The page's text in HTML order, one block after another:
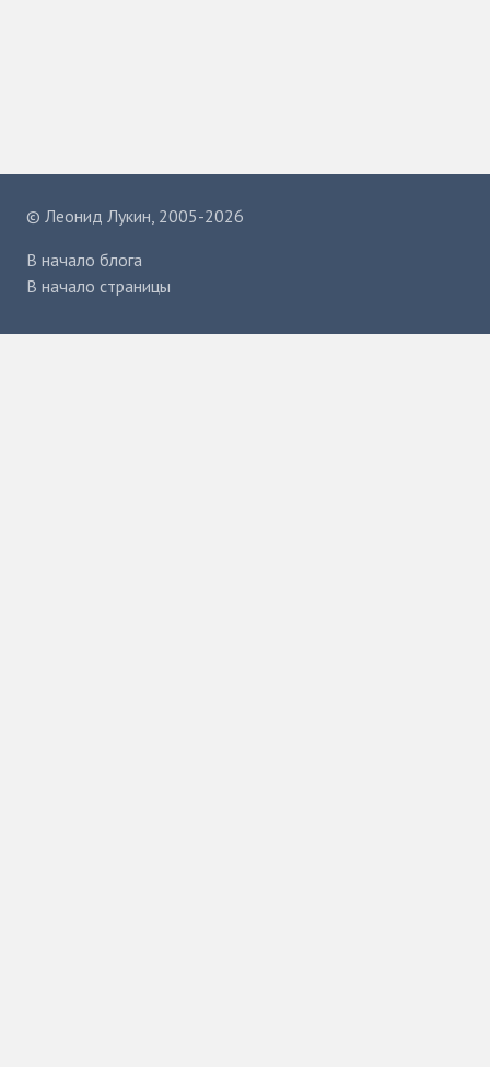
© Леонид Лукин , 2005-2026
В начало блога
В начало страницы